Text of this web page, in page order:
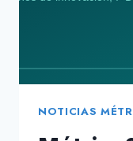
NOTICIAS